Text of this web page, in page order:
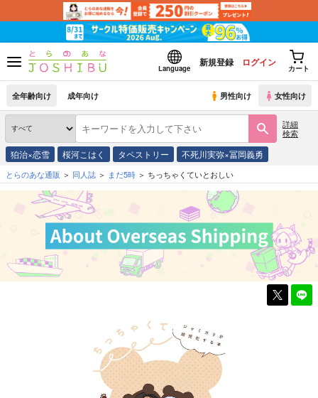
Language
新規登録 ログイン
カート
全年齢向け 成年向け 男性向け 女性向け
詳細
検索
狛治×恋雪 桜河こはく タペストリー 不死川実弥×冨岡義勇
とらのあな通販 同人誌 まだ5時 ちっちゃくていとおしい